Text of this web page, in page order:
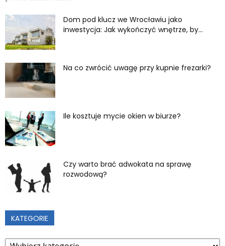
Dom pod klucz we Wrocławiu jako
inwestycja: Jak wykończyć wnętrze, by...
Na co zwrócić uwagę przy kupnie frezarki?
Ile kosztuje mycie okien w biurze?
Czy warto brać adwokata na sprawę
rozwodową?
KATEGORIE
Kategorie